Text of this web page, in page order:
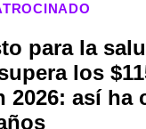
para la
los
2026: así ha